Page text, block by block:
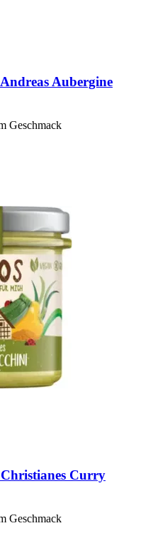
Aubergine
Geschmack
Curry
Geschmack